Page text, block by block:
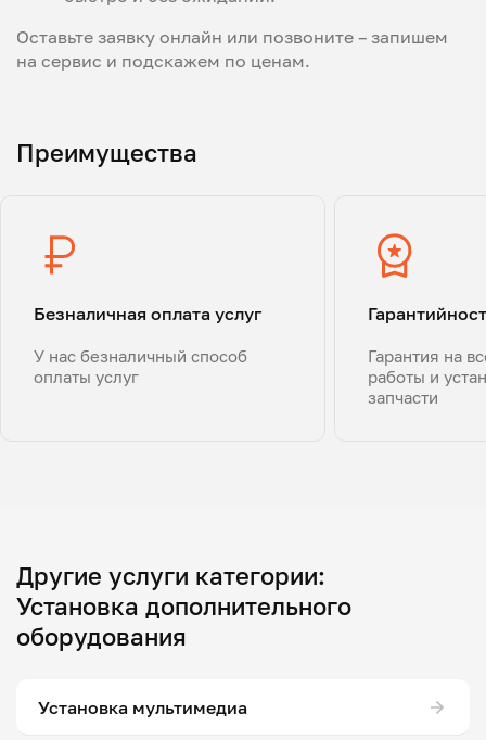
Оставьте заявку онлайн или позвоните – запишем
на сервис и подскажем по ценам.
Преимущества
Безналичная оплата услуг
У нас безналичный способ
оплаты услуг
Гарантия на
работы и
запчасти
Другие услуги категории:
Установка дополнительного
оборудования
Установка мультимедиа